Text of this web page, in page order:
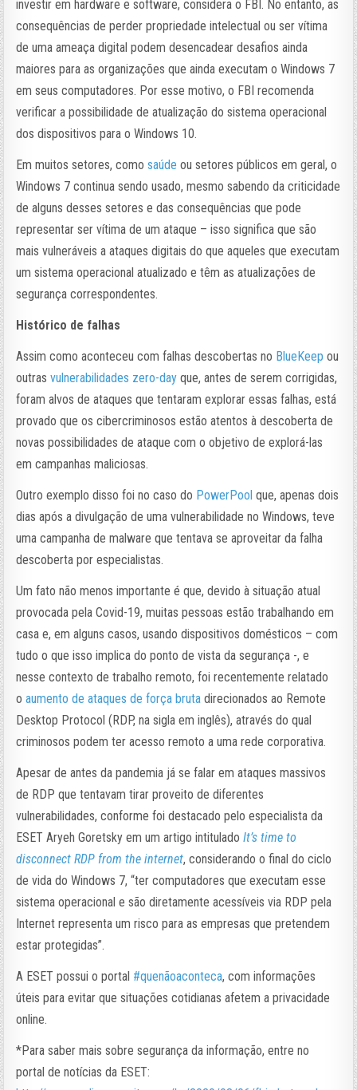
investir em hardware e software, considera o FBI. No entanto, as
consequências de perder propriedade intelectual ou ser vítima
de uma ameaça digital podem desencadear desafios ainda
maiores para as organizações que ainda executam o Windows 7
em seus computadores. Por esse motivo, o FBI recomenda
verificar a possibilidade de atualização do sistema operacional
dos dispositivos para o Windows 10.
Em muitos setores, comosaúde ou setores públicos em geral, o
Windows 7 continua sendo usado, mesmo sabendo da criticidade
de alguns desses setores e das consequências que pode
representar ser vítima de um ataque – isso significa que são
mais vulneráveis ​​a ataques digitais do que aqueles que executam
um sistema operacional atualizado e têm as atualizações de
segurança correspondentes.
Histórico de falhas
Assim como aconteceu com falhas descobertas no BlueKeep ou
outrasvulnerabilidades zero-day que, antes de serem corrigidas,
foram alvos de ataques que tentaram explorar essas falhas, está
provado que os cibercriminosos estão atentos à descoberta de
novas possibilidades de ataque com o objetivo de explorá-las
em campanhas maliciosas.
Outro exemplo disso foi no caso do PowerPool que, apenas dois
dias após a divulgação de uma vulnerabilidade no Windows, teve
uma campanha de malware que tentava se aproveitar da falha
descoberta por especialistas.
Um fato não menos importante é que, devido à situação atual
provocada pela Covid-19, muitas pessoas estão trabalhando em
casa e, em alguns casos, usando dispositivos domésticos – com
tudo o que isso implica do ponto de vista da segurança -, e
nesse contexto de trabalho remoto, foi recentemente relatado
oaumento de ataques de força bruta direcionados ao Remote
Desktop Protocol (RDP, na sigla em inglês), através do qual
criminosos podem ter acesso remoto a uma rede corporativa.
Apesar de antes da pandemia já se falar em ataques massivos
de RDP que tentavam tirar proveito de diferentes
vulnerabilidades, conforme foi destacado pelo especialista da
ESET Aryeh Goretsky em um artigo intituladoIt’s time to
disconnect RDP from the internet, considerando o final do ciclo
de vida do Windows 7, “ter computadores que executam esse
sistema operacional e são diretamente acessíveis via RDP pela
Internet representa um risco para as empresas que pretendem
estar protegidas”.
A ESET possui o portal #quenãoaconteca, com informações
úteis para evitar que situações cotidianas afetem a privacidade
online.
*Para saber mais sobre segurança da informação, entre no
portal de notícias da ESET: